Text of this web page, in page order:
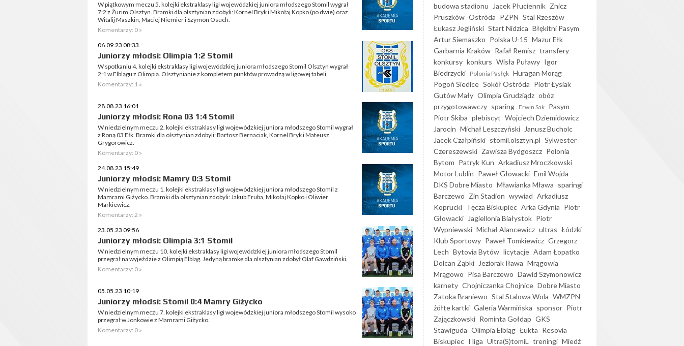
W piątkowym meczu 5. kolejki ekstraklasy ligi wojewódzkiej juniora młodszego Stomil wygrał
7:2 z Żurim Olsztyn. Bramki dla olsztynian zdobyli: Kornel Bryk i Mikołaj Kopko (po dwie) oraz
Witalij Maszkin, Maciej Niemier i Szymon Osuch.
Komentarzy: 0 »
06.09.23 08:33
Juniorzy młodsi: Olimpia 1:2 Stomil
W spotkaniu 4. kolejki ekstraklasy ligi wojewódzkiej juniora młodszego Stomil Olsztyn wygrał
2:1 w Elblągu z Olimpią. Olsztynianie z kompletem punktów prowadzą w ligowej tabeli.
Komentarzy: 1 »
28.08.23 16:01
Juniorzy młodsi: Rona 03 1:4 Stomil
W niedzielnym meczu 2. kolejki ekstraklasy ligi wojewódzkiej juniora młodszego Stomil wygrał
z Roną 03 Ełk. Bramki dla olsztynian zdobyli: Bartosz Bernaciak, Kornel Bryk i Mateusz
Grygorowicz.
Komentarzy: 0 »
24.08.23 15:49
Juniorzy młodsi: Mamry 0:3 Stomil
W niedzielnym meczu 1. kolejki ekstraklasy ligi wojewódzkiej juniora młodszego Stomil z
Mamrami Giżycko. Bramki dla olsztynian zdobyli: Jakub Fruba, Mikołaj Kopko i Oliwier
Markiewicz.
Komentarzy: 2 »
23.05.23 09:56
Juniorzy młodsi: Olimpia 3:1 Stomil
W niedzielnym meczu 10. kolejki ekstraklasy ligi wojewódzkiej juniora młodszego Stomil
przegrał na wyjeździe z Olimpią Elbląg. Jedyną bramkę dla olsztynian zdobył Olaf Gawdziński.
Komentarzy: 0 »
05.05.23 10:19
Juniorzy młodsi: Stomil 0:4 Mamry Giżycko
W niedzielnym meczu 7. kolejki ekstraklasy ligi wojewódzkiej juniora młodszego Stomil wysoko
przegrał w Jonkowie z Mamrami Giżycko.
Komentarzy: 0 »
budowa stadionu
Jacek Płuciennik Znicz
Pruszków Ostróda PZPN Stal Rzeszów
Łukasz Jegliński Start Nidzica Błękitni Pasym
Artur Siemaszko Polska U-15 Mazur Ełk
Garbarnia Kraków Rafał Remisz transfery
konkursy konkurs Wisła Puławy Igor
Biedrzycki Polonia Pasłęk Huragan Morąg
Pogoń Siedlce Sokół Ostróda Piotr Łysiak
Gutów Mały Olimpia Grudziądz obóz
przygotowawczy sparing Erwin Sak Pasym
Piotr Skiba plebiscyt Wojciech Dziemidowicz
Jarocin Michał Leszczyński
Janusz Bucholc
Jacek Czałpiński stomil.olsztyn.pl Sylwester
Czereszewski Zawisza Bydgoszcz Polonia
Bytom Patryk Kun Arkadiusz Mroczkowski
Motor Lublin Paweł Głowacki Emil Wojda
DKS Dobre Miasto Mławianka Mława sparingi
Barczewo Zin Stadion wywiad Arkadiusz
Koprucki Tęcza Biskupiec Arka Gdynia Piotr
Głowacki
Jagiellonia Białystok Piotr
Wypniewski Michał Alancewicz ultras Łódzki
Klub Sportowy Paweł Tomkiewicz Grzegorz
Lech Bytovia Bytów licytacje Adam Łopatko
Dolcan Ząbki
Jeziorak Iława Mrągowia
Mrągowo Pisa Barczewo Dawid Szymonowicz
karnety Chojniczanka Chojnice Dobre Miasto
Zatoka Braniewo Stal Stalowa Wola WMZPN
żółte kartki Galeria Warmińska sponsor Piotr
Zajączkowski Rominta Gołdap GKS
Stawiguda Olimpia Elbląg Łukta Resovia
Biskupiec I liga Ultra(S)tomiL treningi Miedź